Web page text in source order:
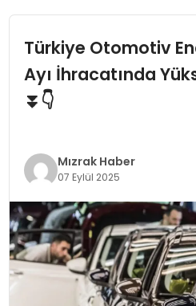
EKONOMI
TEKNOLOJI
YAŞAM
Türkiye Otomotiv
Ayı İhracatında
⏬👇
Mızrak Haber
07 Eylül 2025